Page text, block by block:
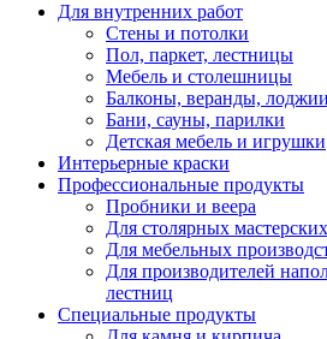
Для внутренних работ
Стены и потолки
Пол, паркет, лестницы
Мебель и столешницы
Балконы, веранды, лоджии
Бани, сауны, парилки
Детская мебель и игрушки
Интерьерные краски
Профессиональные продукты
Пробники и веера
Для столярных мастерских
Для мебельных
Для производителей
лестниц
Специальные продукты